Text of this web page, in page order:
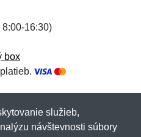
8:00-16:30)
box
služieb,
návštevnosti súbory